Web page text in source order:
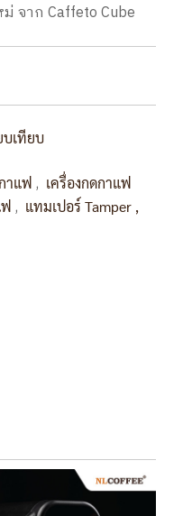
จาก Caffeto Cube
บเทียบ
าแฟ , เครื่องกดกาแฟ
, แทมเปอร์ Tamper ,